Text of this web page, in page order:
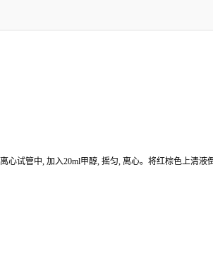
试管中, 加入20ml甲醇, 摇匀, 离心。将红棕色上清液